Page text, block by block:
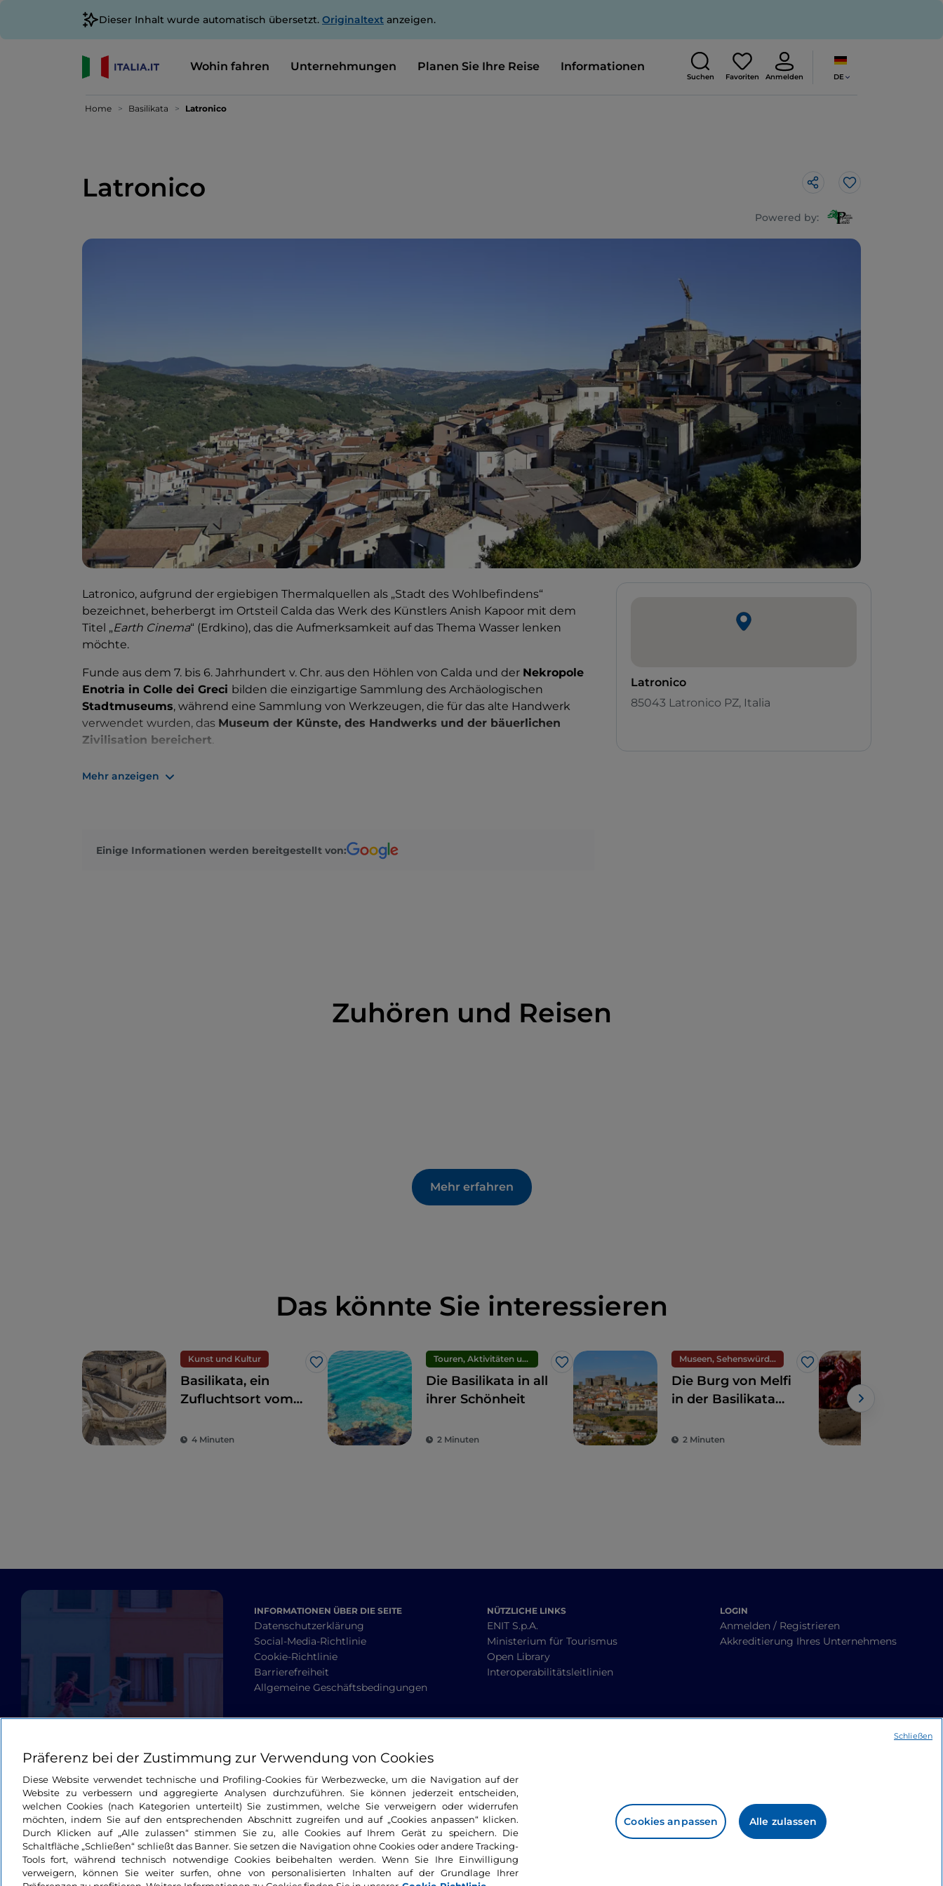
Dieser Inhalt wurde automatisch übersetzt. Originaltext anzeigen.
Wohin fahren Unternehmungen Planen Sie Ihre Reise Informationen
Suchen Favoriten Anmelden DE
Home Basilikata Latronico
Latronico Like
Powered by:
Latronico, aufgrund der ergiebigen Thermalquellen als „Stadt des Wohlbefindens“
bezeichnet, beherbergt im Ortsteil Calda das Werk des Künstlers Anish Kapoor mit dem
Titel „Earth Cinema“ (Erdkino), das die Aufmerksamkeit auf das Thema Wasser lenken
möchte.
Funde aus dem 7. bis 6. Jahrhundert v. Chr. aus den Höhlen von Calda und der Nekropole
Enotria in Colle dei Greci bilden die einzigartige Sammlung des Archäologischen
Stadtmuseums, während eine Sammlung von Werkzeugen, die für das alte Handwerk
verwendet wurden, das Museum der Künste, des Handwerks und der bäuerlichen
Zivilisation bereichert.
Pontificiaminore di Sant'Egidio Abate und die
wertvolles Zeugnis einer Meeresumwelt aus dem Miozän.
Mehr anzeigen
Einige Informationen werden bereitgestellt von:
Latronico
85043 Latronico PZ, Italia
Zuhören und Reisen
Mehr erfahren
Das könnte Sie interessieren
Kunst und Kultur
Like
Basilikata, ein
Zufluchtsort vom
Wiederentdeckung
4 Minuten
Touren, Aktivitäten und Erlebnisse
Like
Die Basilikata in all
ihrer Schönheit
2 Minuten
Museen, Sehenswürdigkeiten und Denkmäler
Like
Die Burg von Melfi
in der Basilikata
ins Mittelalter
2 Minuten
INFORMATIONEN ÜBER DIE SEITE
Datenschutzerklärung
Social-Media-Richtlinie
Cookie-Richtlinie
Barrierefreiheit
Allgemeine Geschäftsbedingungen
NÜTZLICHE LINKS
ENIT S.p.A.
Ministerium für Tourismus
Open Library
Interoperabilitätsleitlinien
LOGIN
Anmelden / Registrieren
Akkreditierung Ihres Unternehmens
Präferenz bei der Zustimmung zur Verwendung von Cookies
Diese Website verwendet technische und Profiling-Cookies für Werbezwecke, um die Navigation auf der
Website zu verbessern und aggregierte Analysen durchzuführen. Sie können jederzeit entscheiden,
welchen Cookies (nach Kategorien unterteilt) Sie zustimmen, welche Sie verweigern oder widerrufen
möchten, indem Sie auf den entsprechenden Abschnitt zugreifen und auf „Cookies anpassen“ klicken.
Durch Klicken auf „Alle zulassen“ stimmen Sie zu, alle Cookies auf Ihrem Gerät zu speichern. Die
Schaltfläche „Schließen“ schließt das Banner. Sie setzen die Navigation ohne Cookies oder andere Tracking-
Tools fort, während technisch notwendige Cookies beibehalten werden. Wenn Sie Ihre Einwilligung
verweigern, können Sie weiter surfen, ohne von personalisierten Inhalten auf der Grundlage Ihrer
Cookies anpassen Alle zulassen
Schließen